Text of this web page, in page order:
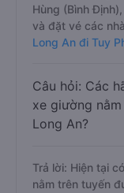
Hùng (Bình
và đặt vé các
Long An đi Tuy
Câu hỏi: Các
xe giường
Long An?
Trả lời: Hiện tại
nằm trên tuyến